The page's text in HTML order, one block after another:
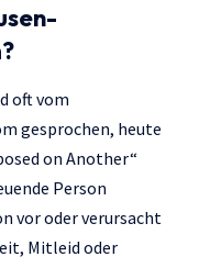
oft vom
gesprochen, heute
on Another“
Person
vor oder verursacht
Mitleid oder